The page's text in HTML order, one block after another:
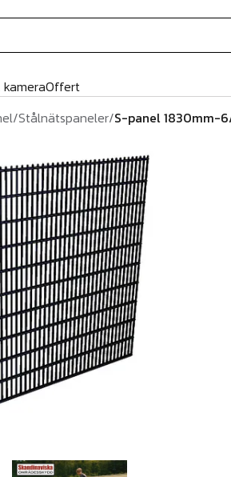
Offert
/Stålnätspaneler/S-panel 1830mm-